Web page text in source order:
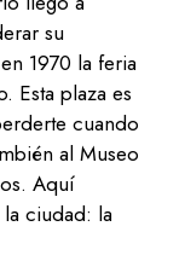
su
1970 la feria
Esta plaza es
cuando
al Museo
Aquí
ciudad: la